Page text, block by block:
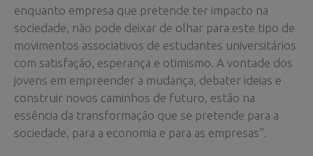
enquanto empresa que pretende ter impacto na
sociedade, não pode deixar de olhar para este tipo de
movimentos associativos de estudantes universitários
com satisfação, esperança e otimismo. A vontade dos
jovens em empreender a mudança, debater ideias e
construir novos caminhos de futuro, estão na
essência da transformação que se pretende para a
sociedade, para a economia e para as empresas”.